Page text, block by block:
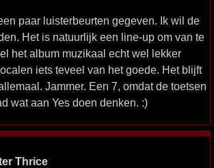
paar luisterbeurten gegeven. Ik wil de
Het is natuurlijk een line-up om van te
het album muzikaal echt wel lekker
iets teveel van het goede. Het blijft
Jammer. Een 7, omdat de toetsen
wat aan Yes doen denken. :)
Thrice